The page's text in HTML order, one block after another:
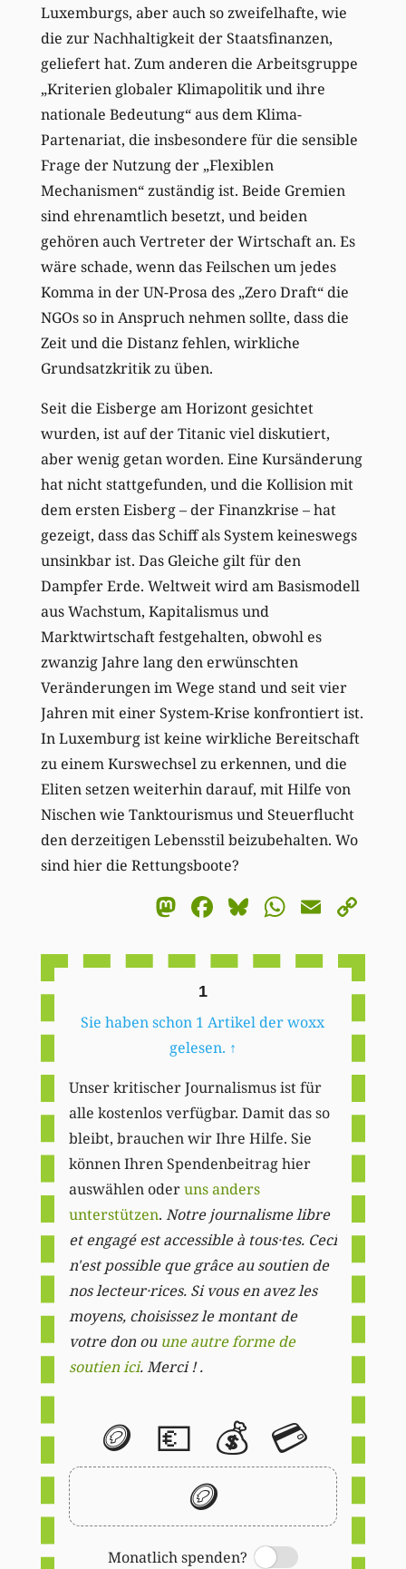
Luxemburgs, aber auch so zweifelhafte, wie
die zur Nachhaltigkeit der Staatsfinanzen,
geliefert hat. Zum anderen die Arbeitsgruppe
„Kriterien globaler Klimapolitik und ihre
nationale Bedeutung“ aus dem Klima-
Partenariat, die insbesondere für die sensible
Frage der Nutzung der „Flexiblen
Mechanismen“ zuständig ist. Beide Gremien
sind ehrenamtlich besetzt, und beiden
gehören auch Vertreter der Wirtschaft an. Es
wäre schade, wenn das Feilschen um jedes
Komma in der UN-Prosa des „Zero Draft“ die
NGOs so in Anspruch nehmen sollte, dass die
Zeit und die Distanz fehlen, wirkliche
Grundsatzkritik zu üben.
Seit die Eisberge am Horizont gesichtet
wurden, ist auf der Titanic viel diskutiert,
aber wenig getan worden. Eine Kursänderung
hat nicht stattgefunden, und die Kollision mit
dem ersten Eisberg – der Finanzkrise – hat
gezeigt, dass das Schiff als System keineswegs
unsinkbar ist. Das Gleiche gilt für den
Dampfer Erde. Weltweit wird am Basismodell
aus Wachstum, Kapitalismus und
Marktwirtschaft festgehalten, obwohl es
zwanzig Jahre lang den erwünschten
Veränderungen im Wege stand und seit vier
Jahren mit einer System-Krise konfrontiert ist.
In Luxemburg ist keine wirkliche Bereitschaft
zu einem Kurswechsel zu erkennen, und die
Eliten setzen weiterhin darauf, mit Hilfe von
Nischen wie Tanktourismus und Steuerflucht
den derzeitigen Lebensstil beizubehalten. Wo
sind hier die Rettungsboote?
Mastodon
Facebook
BlueskyEmail
1
Sie haben schon 1 Artikel der woxx
gelesen. ↑
Unser kritischer Journalismus ist für
alle kostenlos verfügbar. Damit das so
bleibt, brauchen wir Ihre Hilfe. Sie
können Ihren Spendenbeitrag hier
auswählen oderuns anders
unterstützen. Notre journalisme libre
et engagé est accessible à tous·tes. Ceci
n'est possible que grâce au soutien de
nos lecteur·rices. Si vous en avez les
moyens, choisissez le montant de
votre don ou une autre forme de
soutien ici. Merci ! .
🪙 💶 💰 💳
🪙
Monatlich spenden?
Switch